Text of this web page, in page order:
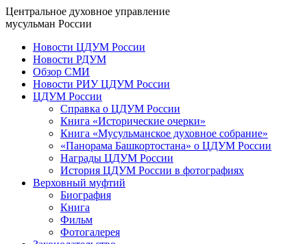
Центральное духовное управление
мусульман России
Новости ЦДУМ России
Новости РДУМ
Обзор СМИ
Новости РИУ ЦДУМ России
ЦДУМ России
Справка о ЦДУМ России
Книга «Исторические очерки»
Книга «Мусульманское духовное собрание»
«Панорама Башкортостана» о ЦДУМ России
Награды ЦДУМ России
История ЦДУМ России в фотографиях
Верховный муфтий
Биография
Книга
Фильм
Фотогалерея